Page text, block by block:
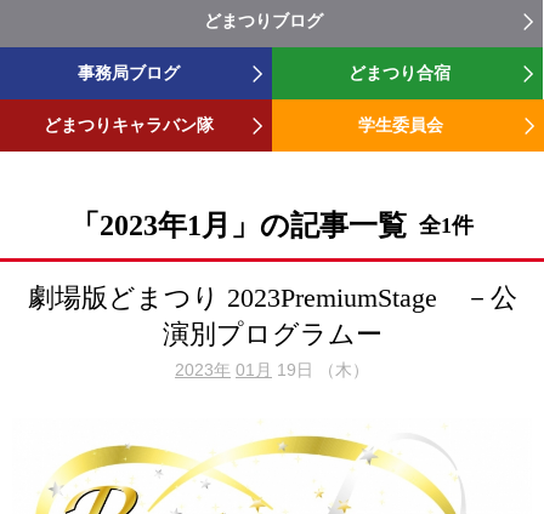
どまつりブログ
事務局ブログ どまつり合宿
どまつりキャラバン隊 学生委員会
「2023年1月」の記事一覧 全1件
劇場版どまつり 2023PremiumStage －公
演別プログラムー
2023年 01月 19日 （木）